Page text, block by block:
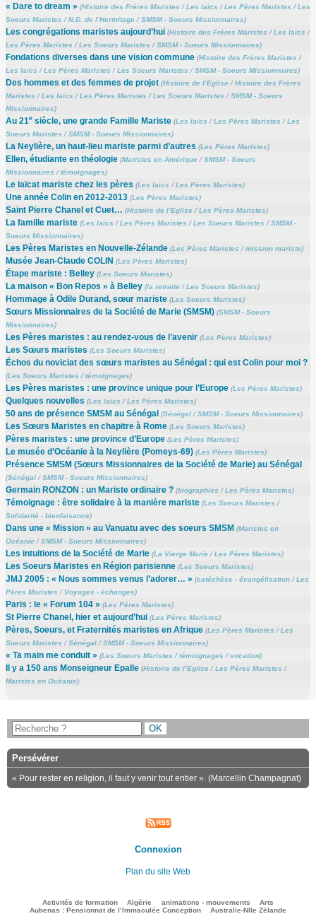
« Dare to dream » (Histoire des Frères Maristes /Les laïcs /Les Pères Maristes /Les
Soeurs Maristes /N.D. de l’Hermitage/SMSM - Soeurs Missionnaires)
Les congrégations maristes aujourd’hui (Histoire des Frères Maristes /Les laïcs /
Les Pères Maristes /Les Soeurs Maristes /SMSM - Soeurs Missionnaires)
Fondations diverses dans une vision commune (Histoire des Frères Maristes /
Les laïcs /Les Pères Maristes /Les Soeurs Maristes /SMSM - Soeurs Missionnaires)
Des hommes et des femmes de projet (Histoire de l’Eglise/Histoire des Frères
Maristes /Les laïcs /Les Pères Maristes /Les Soeurs Maristes /SMSM - Soeurs
Missionnaires)
Au 21esiècle, une grande Famille Mariste (Les laïcs /Les Pères Maristes /Les
Soeurs Maristes /SMSM - Soeurs Missionnaires)
La Neylière, un haut-lieu mariste parmi d’autres (Les Pères Maristes)
Ellen, étudiante en théologie (Maristes en Amérique/SMSM - Soeurs
Missionnaires /témoignages)
Le laïcat mariste chez les pères (Les laïcs /Les Pères Maristes)
Une année Colin en 2012-2013 (Les Pères Maristes)
Saint Pierre Chanel et Cuet… (Histoire de l’Eglise/Les Pères Maristes)
La famille mariste (Les laïcs /Les Pères Maristes /Les Soeurs Maristes /SMSM -
Soeurs Missionnaires)
Les Pères Maristes en Nouvelle-Zélande (Les Pères Maristes /mission mariste)
Musée Jean-Claude COLIN (Les Pères Maristes)
Étape mariste : Belley (Les Soeurs Maristes)
La maison « Bon Repos » à Belley (la retraite/Les Soeurs Maristes)
Hommage à Odile Durand, sœur mariste (Les Soeurs Maristes)
Sœurs Missionnaires de la Société de Marie (SMSM) (SMSM - Soeurs
Missionnaires)
Les Pères maristes : au rendez-vous de l’avenir (Les Pères Maristes)
Les Sœurs maristes (Les Soeurs Maristes)
Échos du noviciat des sœurs maristes au Sénégal : qui est Colin pour moi ?
(Les Soeurs Maristes /témoignages)
Les Pères maristes : une province unique pour l’Europe (Les Pères Maristes)
Quelques nouvelles (Les laïcs /Les Pères Maristes)
50 ans de présence SMSM au Sénégal (Sénégal/SMSM - Soeurs Missionnaires)
Les Sœurs Maristes en chapitre à Rome (Les Soeurs Maristes)
Pères maristes : une province d’Europe (Les Pères Maristes)
Le musée d’Océanie à la Neylière (Pomeys-69) (Les Pères Maristes)
Présence SMSM (Sœurs Missionnaires de la Société de Marie) au Sénégal
(Sénégal/SMSM - Soeurs Missionnaires)
Germain RONZON : un Mariste ordinaire ? (biographies /Les Pères Maristes)
Témoignage : être solidaire à la manière mariste (Les Soeurs Maristes /
Solidarité - bienfaisance)
Dans une « Mission » au Vanuatu avec des soeurs SMSM (Maristes en
Océanie/SMSM - Soeurs Missionnaires)
Les intuitions de la Société de Marie (La Vierge Marie/Les Pères Maristes)
Les Soeurs Maristes en Région parisienne (Les Soeurs Maristes)
JMJ 2005 : « Nous sommes venus l’adorer… » (catéchèse - évangélisation/Les
Pères Maristes / Voyages - échanges)
Paris : le « Forum 104 » (Les Pères Maristes)
St Pierre Chanel, hier et aujourd’hui (Les Pères Maristes)
Pères, Soeurs, et Fraternités maristes en Afrique (Les Pères Maristes /Les
Soeurs Maristes /Sénégal/SMSM - Soeurs Missionnaires)
« Ta main me conduit » (Les Soeurs Maristes /témoignages /vocation)
Il y a 150 ans Monseigneur Epalle (Histoire de l’Eglise/Les Pères Maristes /
Maristes en Océanie)
Persévérer
« Pour rester en religion, il faut y venir tout entier ». (Marcellin Champagnat)
Connexion
Plan du site Web
Activités de formation Algérie animations - mouvements Arts
Aubenas : Pensionnat de l’Immaculée Conception
35/1680 Australie-Nlle Zélande
36/1680